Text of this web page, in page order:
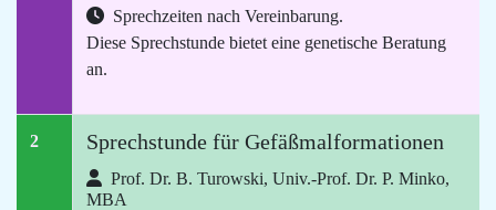
Sprechzeiten nach Vereinbarung.
Diese Sprechstunde bietet eine genetische Beratung
an.
2 Sprechstunde für Gefäßmalformationen
Prof. Dr. B. Turowski, Univ.-Prof. Dr. P. Minko,
MBA